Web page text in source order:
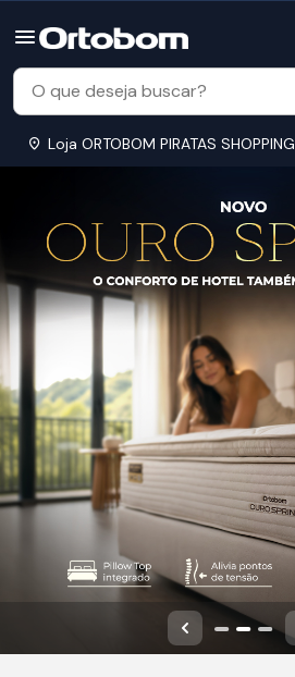
Loja ORTOBOM PIRATAS SHOPPING
Anterior